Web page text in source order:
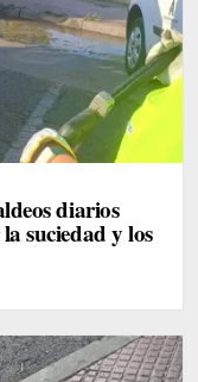
diarios
suciedad y los